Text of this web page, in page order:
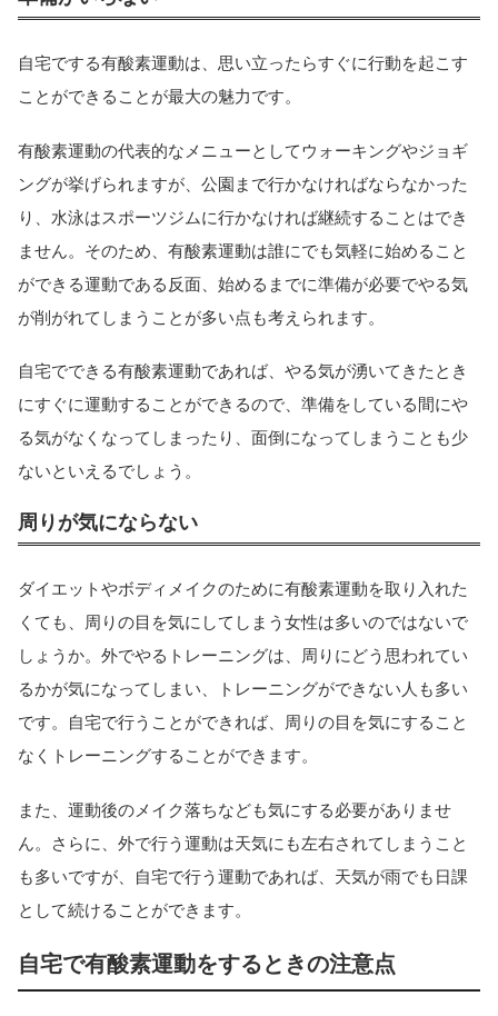
自宅でする有酸素運動は、思い立ったらすぐに行動を起こす
ことができることが最大の魅力です。
有酸素運動の代表的なメニューとしてウォーキングやジョギ
ングが挙げられますが、公園まで行かなければならなかった
り、水泳はスポーツジムに行かなければ継続することはでき
ません。そのため、有酸素運動は誰にでも気軽に始めること
ができる運動である反面、始めるまでに準備が必要でやる気
が削がれてしまうことが多い点も考えられます。
自宅でできる有酸素運動であれば、やる気が湧いてきたとき
にすぐに運動することができるので、準備をしている間にや
る気がなくなってしまったり、面倒になってしまうことも少
ないといえるでしょう。
周りが気にならない
ダイエットやボディメイクのために有酸素運動を取り入れた
くても、周りの目を気にしてしまう女性は多いのではないで
しょうか。外でやるトレーニングは、周りにどう思われてい
るかが気になってしまい、トレーニングができない人も多い
です。自宅で行うことができれば、周りの目を気にすること
なくトレーニングすることができます。
また、運動後のメイク落ちなども気にする必要がありませ
ん。さらに、外で行う運動は天気にも左右されてしまうこと
も多いですが、自宅で行う運動であれば、天気が雨でも日課
として続けることができます。
自宅で有酸素運動をするときの注意点